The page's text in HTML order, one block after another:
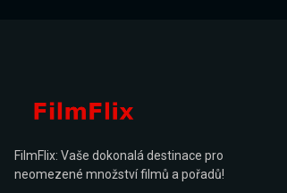
FilmFlix: Vaše dokonalá destinace pro
neomezené množství filmů a pořadů!